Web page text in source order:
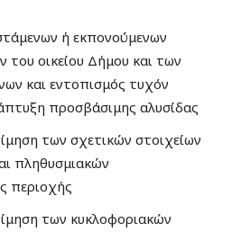
ή εκπονούμενων
του οικείου Δήμου και των
και εντοπισμός τυχόν
προσβάσιμης αλυσίδας
των σχετικών στοιχείων
πληθυσμιακών
περιοχής
των κυκλοφοριακών